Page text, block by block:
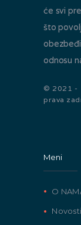
će svi
što
odnosu
© 2021 -
prava
Meni
O
Novosti